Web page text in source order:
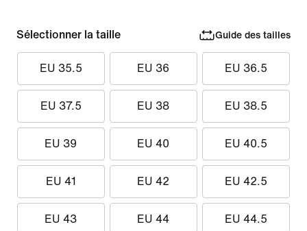
Sélectionner la taille Guide des tailles
EU 35.5 EU 36 EU 36.5
EU 37.5 EU 38 EU 38.5
EU 39 EU 40 EU 40.5
EU 41 EU 42 EU 42.5
EU 43 EU 44 EU 44.5